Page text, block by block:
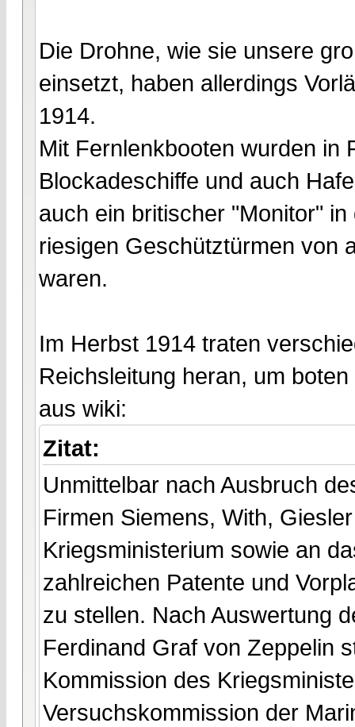
Die Drohne, wie sie unsere
einsetzt, haben allerdings
1914.
Mit Fernlenkbooten wurden in
Blockadeschiffe und auch
auch ein britischer "Monitor"
riesigen Geschütztürmen von
waren.
Im Herbst 1914 traten
Reichsleitung heran, um
aus wiki:
Zitat:
Unmittelbar nach Ausbruch
Firmen Siemens, With,
Kriegsministerium sowie an
zahlreichen Patente und
zu stellen. Nach Auswertung
Ferdinand Graf von Zeppelin
Kommission des
Versuchskommission der